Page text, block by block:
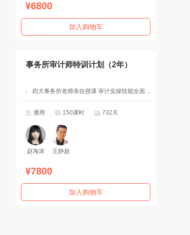
¥6800
加入购物车
事务所审计师特训计划（2年）
四大事务所老师亲自授课 审计实操技能全面突破
通用 150课时 732天
赵海涛 王静超
¥7800
加入购物车